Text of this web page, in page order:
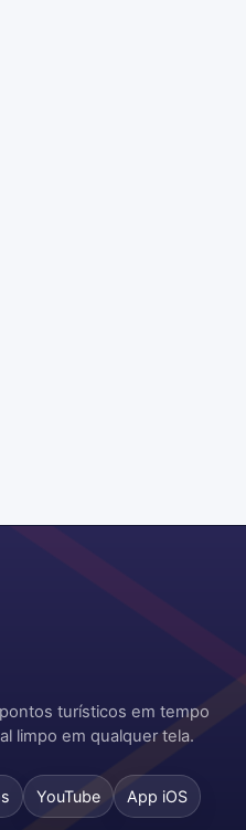
turísticos em tempo
limpo em qualquer tela.
YouTube App iOS